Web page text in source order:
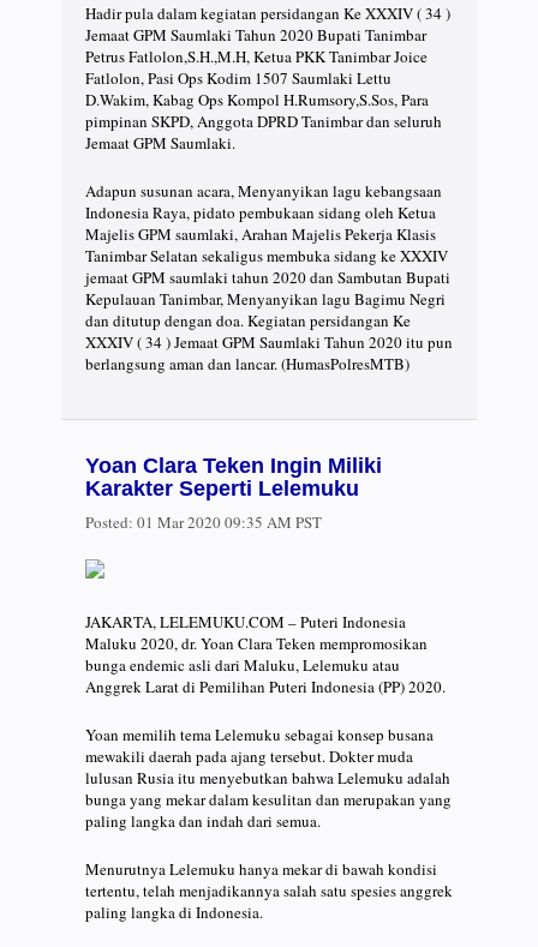
Hadir pula dalam kegiatan persidangan Ke XXXIV ( 34 )
Jemaat GPM Saumlaki Tahun 2020 Bupati Tanimbar
Petrus Fatlolon,S.H.,M.H, Ketua PKK Tanimbar Joice
Fatlolon, Pasi Ops Kodim 1507 Saumlaki Lettu
D.Wakim, Kabag Ops Kompol H.Rumsory,S.Sos, Para
pimpinan SKPD, Anggota DPRD Tanimbar dan seluruh
Jemaat GPM Saumlaki.
Adapun susunan acara, Menyanyikan lagu kebangsaan
Indonesia Raya, pidato pembukaan sidang oleh Ketua
Majelis GPM saumlaki, Arahan Majelis Pekerja Klasis
Tanimbar Selatan sekaligus membuka sidang ke XXXIV
jemaat GPM saumlaki tahun 2020 dan Sambutan Bupati
Kepulauan Tanimbar, Menyanyikan lagu Bagimu Negri
dan ditutup dengan doa. Kegiatan persidangan Ke
XXXIV ( 34 ) Jemaat GPM Saumlaki Tahun 2020 itu pun
berlangsung aman dan lancar. (HumasPolresMTB)
Yoan Clara Teken Ingin Miliki
Karakter Seperti Lelemuku
Posted: 01 Mar 2020 09:35 AM PST
JAKARTA, LELEMUKU.COM – Puteri Indonesia
Maluku 2020, dr. Yoan Clara Teken mempromosikan
bunga endemic asli dari Maluku, Lelemuku atau
Anggrek Larat di Pemilihan Puteri Indonesia (PP) 2020.
Yoan memilih tema Lelemuku sebagai konsep busana
mewakili daerah pada ajang tersebut. Dokter muda
lulusan Rusia itu menyebutkan bahwa Lelemuku adalah
bunga yang mekar dalam kesulitan dan merupakan yang
paling langka dan indah dari semua.
Menurutnya Lelemuku hanya mekar di bawah kondisi
tertentu, telah menjadikannya salah satu spesies anggrek
paling langka di Indonesia.